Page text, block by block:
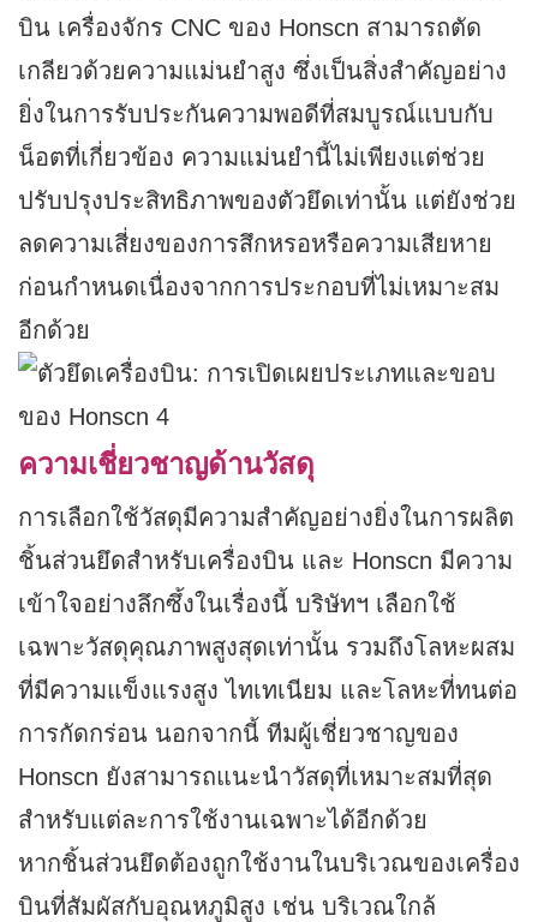
บิน เครื่องจักร CNC ของ Honscn สามารถตัด
เกลียวด้วยความแม่นยำสูง ซึ่งเป็นสิ่งสำคัญอย่าง
ยิ่งในการรับประกันความพอดีที่สมบูรณ์แบบกับ
น็อตที่เกี่ยวข้อง ความแม่นยำนี้ไม่เพียงแต่ช่วย
ปรับปรุงประสิทธิภาพของตัวยึดเท่านั้น แต่ยังช่วย
ลดความเสี่ยงของการสึกหรอหรือความเสียหาย
ก่อนกำหนดเนื่องจากการประกอบที่ไม่เหมาะสม
อีกด้วย
ความเชี่ยวชาญด้านวัสดุ
การเลือกใช้วัสดุมีความสำคัญอย่างยิ่งในการผลิต
ชิ้นส่วนยึดสำหรับเครื่องบิน และ Honscn มีความ
เข้าใจอย่างลึกซึ้งในเรื่องนี้ บริษัทฯ เลือกใช้
เฉพาะวัสดุคุณภาพสูงสุดเท่านั้น รวมถึงโลหะผสม
ที่มีความแข็งแรงสูง ไทเทเนียม และโลหะที่ทนต่อ
การกัดกร่อน นอกจากนี้ ทีมผู้เชี่ยวชาญของ
Honscn ยังสามารถแนะนำวัสดุที่เหมาะสมที่สุด
สำหรับแต่ละการใช้งานเฉพาะได้อีกด้วย
หากชิ้นส่วนยึดต้องถูกใช้งานในบริเวณของเครื่อง
บินที่สัมผัสกับอุณหภูมิสูง เช่น บริเวณใกล้